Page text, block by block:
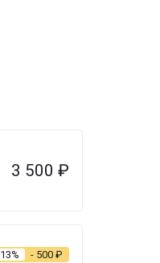
3 500 ₽
13% - 500 ₽